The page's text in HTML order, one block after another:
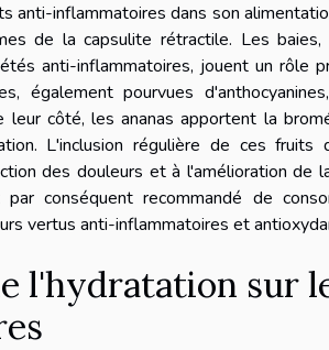
anti-inflammatoires dans son
de la capsulite rétractile. Les baies,
anti-inflammatoires, jouent un rôle
également pourvues
leur côté, les ananas apportent la
L'inclusion régulière de ces
des douleurs et à l'amélioration de
conséquent recommandé de
vertus anti-inflammatoires et
l'hydratation sur